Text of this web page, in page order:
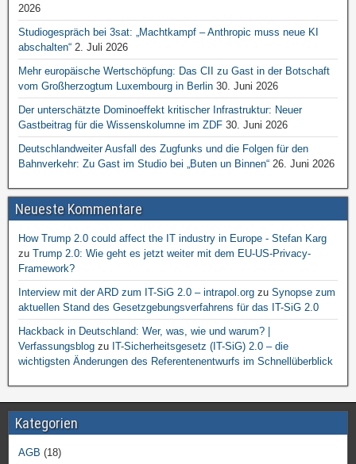
2026
Studiogespräch bei 3sat: „Machtkampf – Anthropic muss neue KI
abschalten“ 2. Juli 2026
Mehr europäische Wertschöpfung: Das CII zu Gast in der Botschaft
vom Großherzogtum Luxembourg in Berlin 30. Juni 2026
Der unterschätzte Dominoeffekt kritischer Infrastruktur: Neuer
Gastbeitrag für die Wissenskolumne im ZDF 30. Juni 2026
Deutschlandweiter Ausfall des Zugfunks und die Folgen für den
Bahnverkehr: Zu Gast im Studio bei „Buten un Binnen“ 26. Juni 2026
Neueste Kommentare
How Trump 2.0 could affect the IT industry in Europe - Stefan Karg
zu Trump 2.0: Wie geht es jetzt weiter mit dem EU-US-Privacy-
Framework?
Interview mit der ARD zum IT-SiG 2.0 – intrapol.org zu Synopse zum
aktuellen Stand des Gesetzgebungsverfahrens für das IT-SiG 2.0
Hackback in Deutschland: Wer, was, wie und warum? |
Verfassungsblog zu IT-Sicherheitsgesetz (IT-SiG) 2.0 – die
wichtigsten Änderungen des Referentenentwurfs im Schnellüberblick
Kategorien
AGB (18)